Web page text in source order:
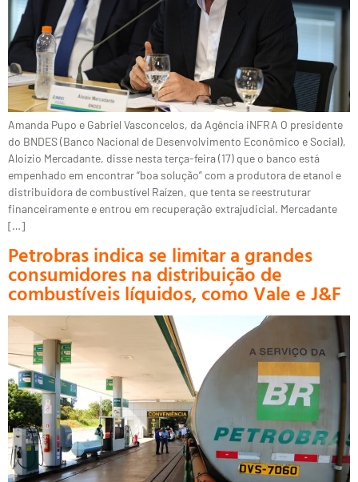
Amanda Pupo e Gabriel Vasconcelos, da Agência iNFRA O presidente
do BNDES (Banco Nacional de Desenvolvimento Econômico e Social),
Aloizio Mercadante, disse nesta terça-feira (17) que o banco está
empenhado em encontrar “boa solução” com a produtora de etanol e
distribuidora de combustível Raízen, que tenta se reestruturar
financeiramente e entrou em recuperação extrajudicial. Mercadante
[…]
Petrobras indica se limitar a grandes
consumidores na distribuição de
combustíveis líquidos, como Vale e J&F